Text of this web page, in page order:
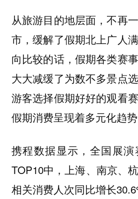
从旅游目的地层面，不再
市，缓解了假期北上广人
向比较的话，假期各类赛
大大减缓了为数不多景点
游客选择假期好好的观看
假期消费呈现着多元化趋势
携程数据显示，全国展
TOP10中，上海、南京、
相关消费人次同比增长